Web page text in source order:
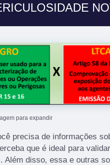
para expandir
precisa de informações
que é ideal para
Além disso, essa e outras